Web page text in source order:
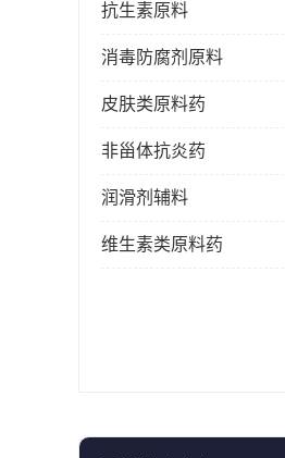
抗生素原料
消毒防腐剂原料
皮肤类原料药
非甾体抗炎药
润滑剂辅料
维生素类原料药